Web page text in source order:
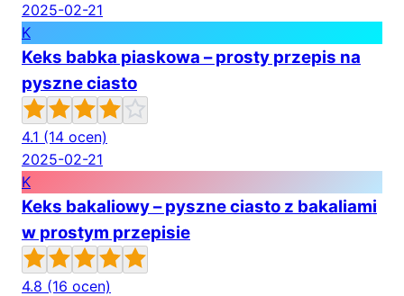
2025-02-21
K
Keks babka piaskowa – prosty przepis na
pyszne ciasto
4.1 (14 ocen)
2025-02-21
K
Keks bakaliowy – pyszne ciasto z bakaliami
w prostym przepisie
4.8 (16 ocen)